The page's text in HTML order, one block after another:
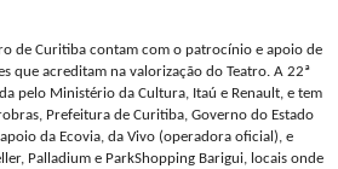
de Curitiba contam com o patrocínio e apoio de
que acreditam na valorização do Teatro. A 22ª
pelo Ministério da Cultura, Itaú e Renault, e tem
Prefeitura de Curitiba, Governo do Estado
da Ecovia, da Vivo (operadora oficial), e
Palladium e ParkShopping Barigui, locais onde